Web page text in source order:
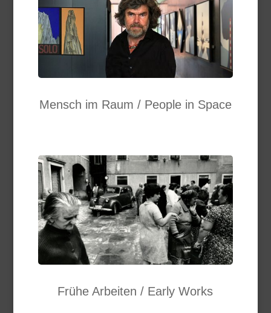
Mensch im Raum / People in Space
Frühe Arbeiten / Early Works